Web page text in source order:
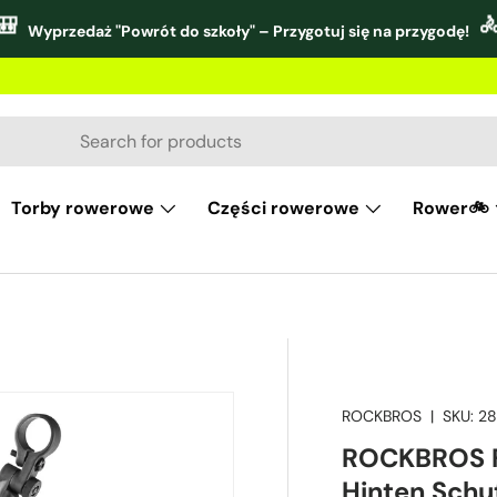
Wyprzedaż "Powrót do szkoły" – Przygotuj się na przygodę!
Torby rowerowe Części rowerowe Rower🚲
ROCKBROS |SKU: